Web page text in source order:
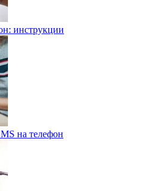
инструкции
на телефон